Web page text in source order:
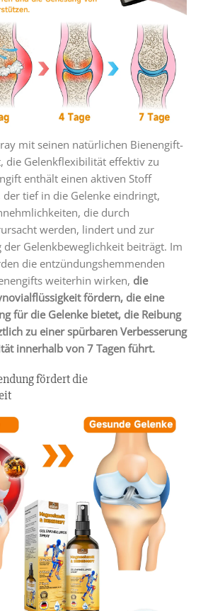
mit seinen natürlichen Bienengift-
die Gelenkflexibilität effektiv zu
enthält einen aktiven Stoff
der tief in die Gelenke eindringt,
die durch
werden, lindert und zur
Gelenkbeweglichkeit beiträgt. Im
die entzündungshemmenden
weiterhin wirken, die
fördern, die eine
für die Gelenke bietet, die Reibung
zu einer spürbaren Verbesserung
innerhalb von 7 Tagen führt.
fördert die